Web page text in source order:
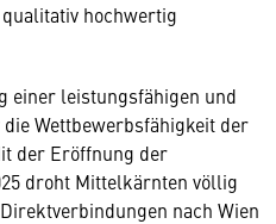
hochwertig
einer leistungsfähigen und
Wettbewerbsfähigkeit der
der Eröffnung der
droht Mittelkärnten völlig
nach Wien